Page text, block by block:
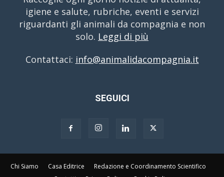
igiene e salute, rubriche, eventi e servizi
riguardanti gli animali da compagnia e non
solo. Leggi di più
Contattaci: info@animalidacompagnia.it
SEGUICI
Chi Siamo Casa Editrice
Redazione e Coordinamento Scientifico